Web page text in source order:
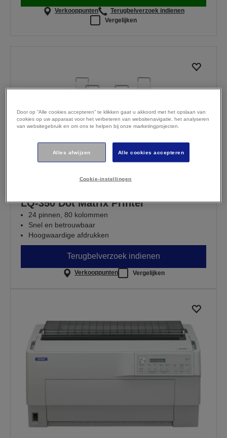
Verkooppunten
Terugbelverzoek indienen
Vergelijken
LQ-350 Dot Matrix Printer
24 pinnen, 80 kolommen
Snel en betrouwbaar
Hoogwaardige afdrukken
Terugbelverzoek indienen
Verkooppunten Vergelijken
Door op “Alle cookies accepteren” te klikken gaat u akkoord met het opslaan van
cookies op uw apparaat voor het verbeteren van websitenavigatie, het analyseren
van websitegebruik en om ons te helpen bij onze marketingprojecten.
Alles afwijzen Alle cookies accepteren
Cookie-instellingen